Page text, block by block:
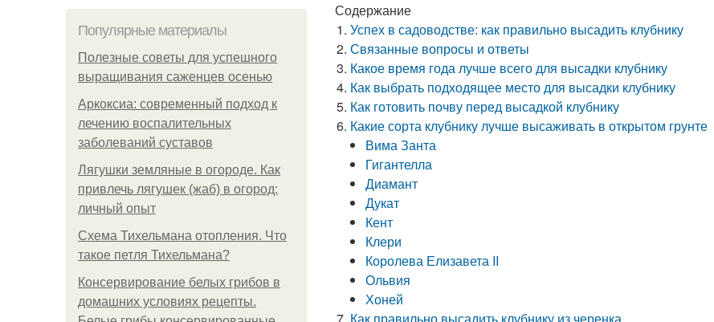
Популярные материалы
Полезные советы для успешного
выращивания саженцев осенью
Аркоксиа: современный подход к
лечению воспалительных
заболеваний суставов
Лягушки земляные в огороде. Как
привлечь лягушек (жаб) в огород:
личный опыт
Схема Тихельмана отопления. Что
такое петля Тихельмана?
Консервирование белых грибов в
домашних условиях рецепты.
Содержание
Успех в садоводстве: как правильно высадить клубнику
Связанные вопросы и ответы
Какое время года лучше всего для высадки клубнику
Как выбрать подходящее место для высадки клубнику
Как готовить почву перед высадкой клубнику
Какие сорта клубнику лучше высаживать в открытом грунте
Вима Занта
Гигантелла
Диамант
Дукат
Кент
Клери
Королева Елизавета II
Ольвия
Хоней